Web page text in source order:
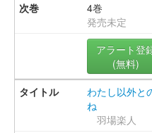
4巻
発売未定
アラート登
(無料)
わたし以外と
ね
羽場楽人